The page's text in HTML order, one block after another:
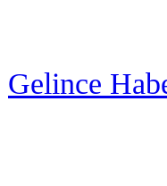
Gelince